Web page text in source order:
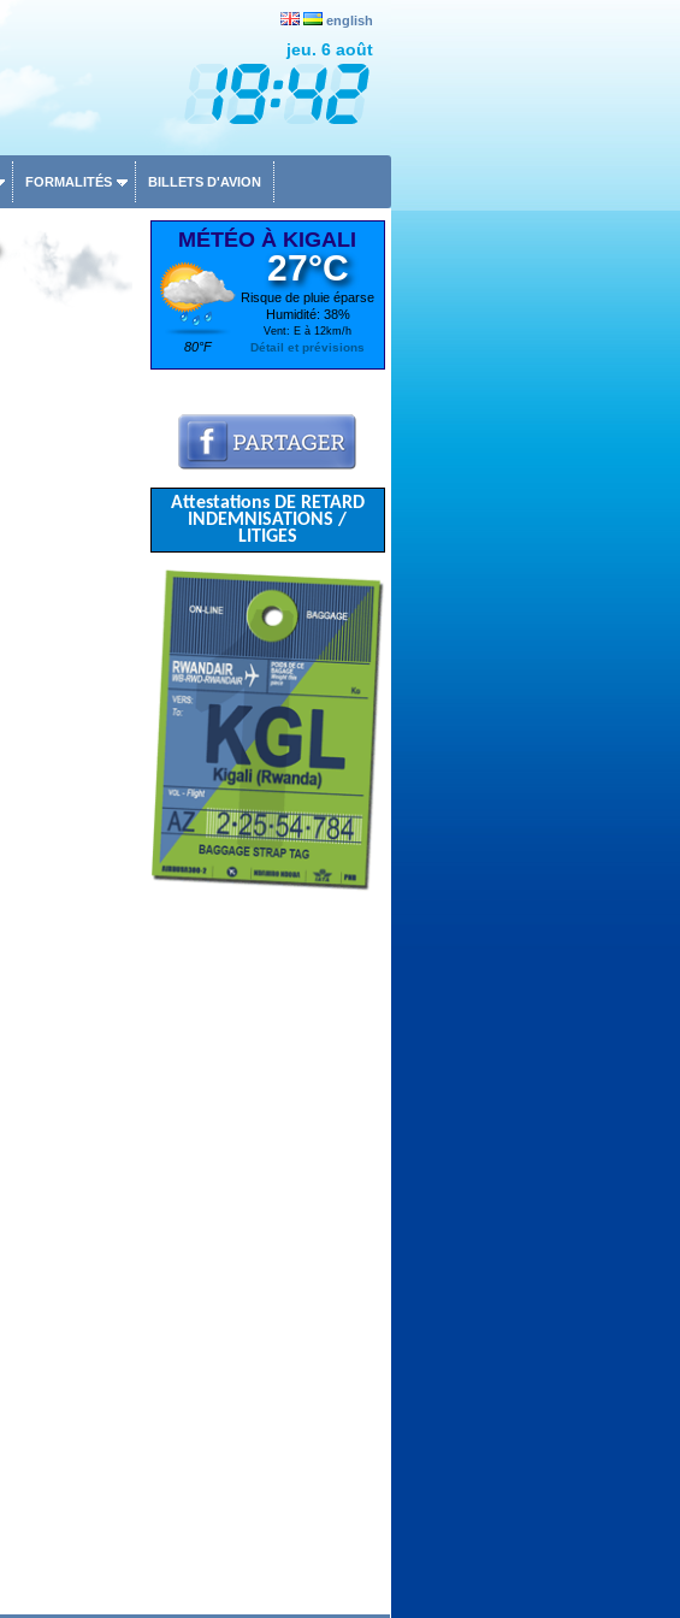
english
jeu. 6 août
FORMALITÉS BILLETS D'AVION
MÉTÉO À KIGALI
80°F
27°C
Risque de pluie éparse
Humidité: 38%
Vent: E à 12km/h
Détail et prévisions
Attestations DE RETARD
INDEMNISATIONS /
LITIGES